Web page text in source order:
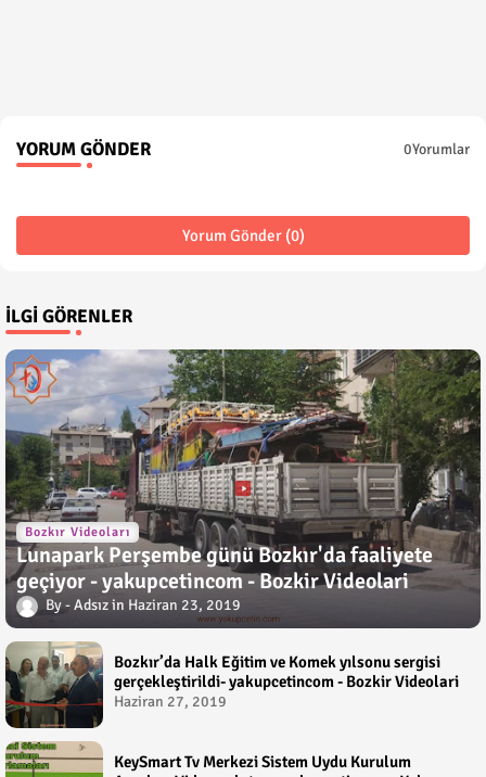
YORUM GÖNDER 0Yorumlar
Yorum Gönder (0)
İLGI GÖRENLER
Bozkır Videoları
Lunapark Perşembe günü Bozkır'da faaliyete
geçiyor - yakupcetincom - Bozkir Videolari
Adsız Haziran 23, 2019
Bozkır’da Halk Eğitim ve Komek yılsonu sergisi
gerçekleştirildi- yakupcetincom - Bozkir Videolari
Haziran 27, 2019
KeySmart Tv Merkezi Sistem Uydu Kurulum